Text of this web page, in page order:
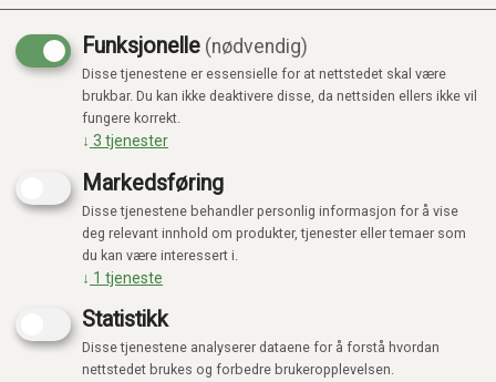
Produkter
Kategorier
KampanjeFunksjonelle (nødvendig)
Disse tjenestene er essensielle for at nettstedet skal være
brukbar. Du kan ikke deaktivere disse, da nettsiden ellers ikke vil
fungere korrekt.
↓ 3 tjenester
Markedsføring
Disse tjenestene behandler personlig informasjon for å vise
deg relevant innhold om produkter, tjenester eller temaer som
du kan være interessert i.
↓ 1 tjeneste
Statistikk
Disse tjenestene analyserer dataene for å forstå hvordan
nettstedet brukes og forbedre brukeropplevelsen.